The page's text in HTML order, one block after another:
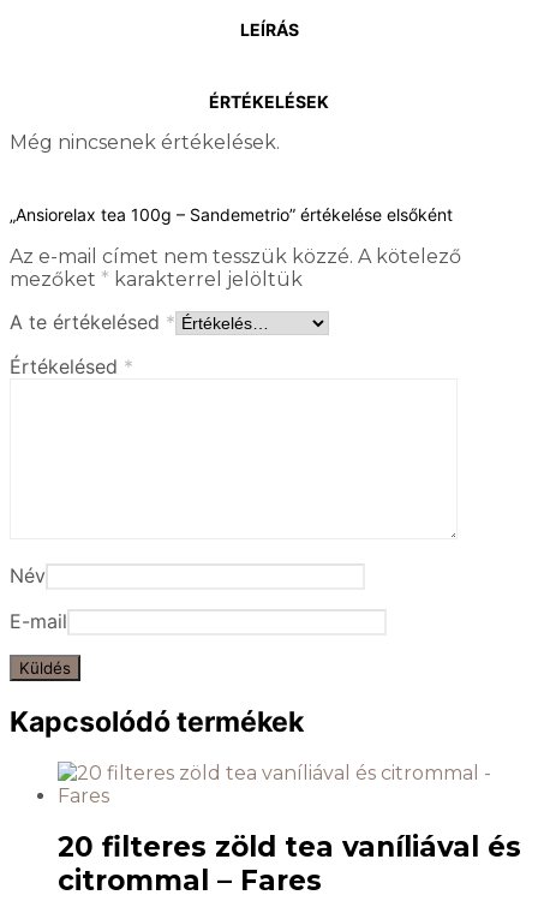
LEÍRÁS
ÉRTÉKELÉSEK
Még nincsenek értékelések.
„Ansiorelax tea 100g – Sandemetrio” értékelése elsőként
Az e-mail címet nem tesszük közzé. A kötelező
mezőket * karakterrel jelöltük
A te értékelésed *
Értékelésed *
Név
E-mail
Kapcsolódó termékek
20 filteres zöld tea vaníliával és
citrommal – Fares